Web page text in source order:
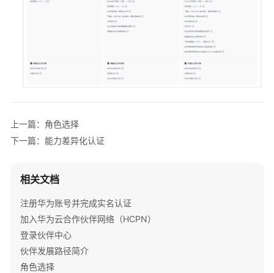
作
展
径
角
色
选
择
角
色
上一篇：角色选择
下一篇：能力差异化认证
相关文档
注册华为账号并完成实名认证
加入华为云合作伙伴网络（HCPN）
登录伙伴中心
伙伴发展路径简介
角色选择